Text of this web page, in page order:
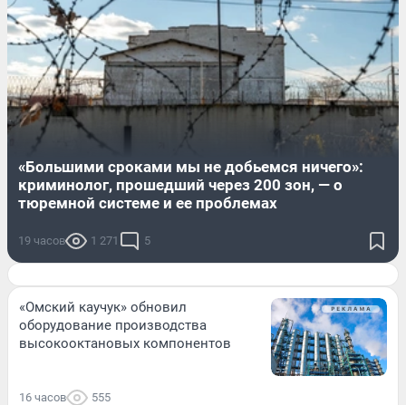
«Большими сроками мы не добьемся ничего»:
криминолог, прошедший через 200 зон, — о
тюремной системе и ее проблемах
19 часов 1 271 5
«Омский каучук» обновил
оборудование производства
высокооктановых компонентов
16 часов 555